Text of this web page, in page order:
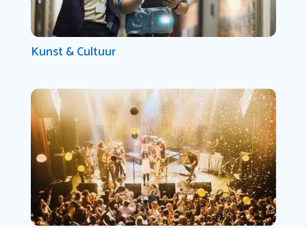
Kunst & Cultuur